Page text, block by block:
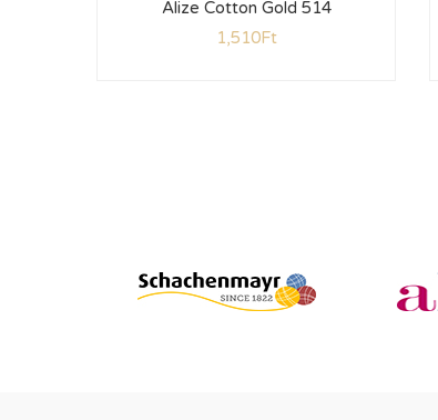
Alize Cotton Gold 514
1,510Ft